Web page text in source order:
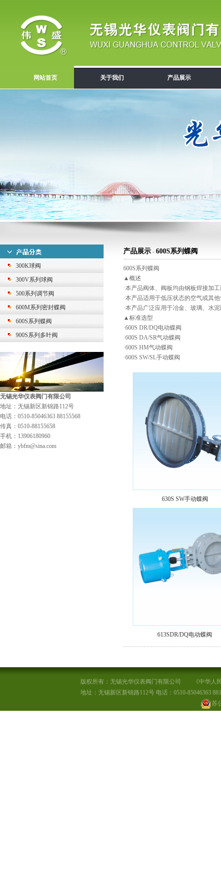
网站首页 关于我们 产品展示
300K球阀
300V系列球阀
500系列调节阀
600M系列密封蝶阀
600S系列蝶阀
900S系列多叶阀
无锡光华仪表阀门有限公司
地址：无锡新区新锦路112号
电话：0510-85046363 88155568
传真：0510-88155658
手机：13906180960
邮箱：ybfm@sina.com
产品展示 - 600S系列蝶阀
600S系列蝶阀
▲概述
·本产品阀体、阀板均由钢板焊接加
·本产品适用于低压状态的空气或其
·本产品广泛应用于冶金、玻璃、水
▲标准选型
·600S DR/DQ电动蝶阀
·600S DA/SR气动蝶阀
·600S HM气动蝶阀
·600S SW/SL手动蝶阀
630S SW手动蝶阀
613SDR/DQ电动蝶阀
版权所有：无锡光华仪表阀门有限公司
《中华人
地址：无锡新区新锦路112号 电话：0510-85046363
苏